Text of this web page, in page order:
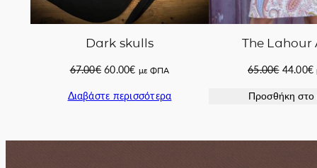
Dark skulls
67.00€ Original
was:
60.00€Η
τιμή
με ΦΠΑ
Διαβάστε περισσότερα
The Lahour
65.00€ Original
was:
44.00€
Προσθήκη στο